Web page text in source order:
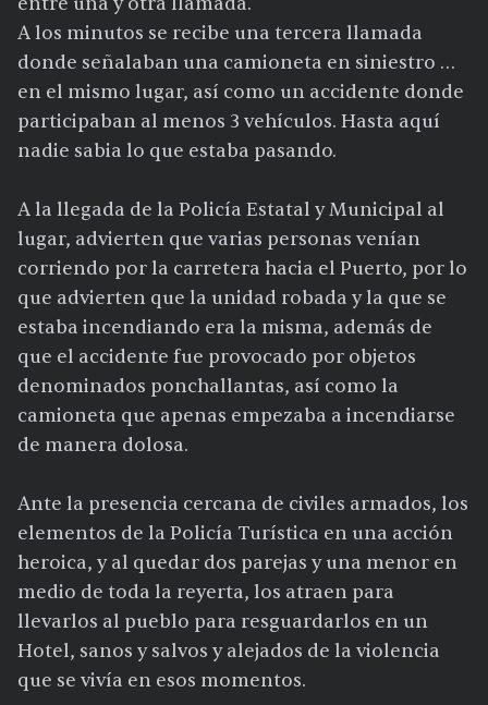
A los minutos se recibe una tercera llamada
donde señalaban una camioneta en siniestro …
en el mismo lugar, así como un accidente donde
participaban al menos 3 vehículos. Hasta aquí
nadie sabia lo que estaba pasando.
A la llegada de la Policía Estatal y Municipal al
lugar, advierten que varias personas venían
corriendo por la carretera hacia el Puerto, por lo
que advierten que la unidad robada y la que se
estaba incendiando era la misma, además de
que el accidente fue provocado por objetos
denominados ponchallantas, así como la
camioneta que apenas empezaba a incendiarse
de manera dolosa.
Ante la presencia cercana de civiles armados, los
elementos de la Policía Turística en una acción
heroica, y al quedar dos parejas y una menor en
medio de toda la reyerta, los atraen para
llevarlos al pueblo para resguardarlos en un
Hotel, sanos y salvos y alejados de la violencia
que se vivía en esos momentos.